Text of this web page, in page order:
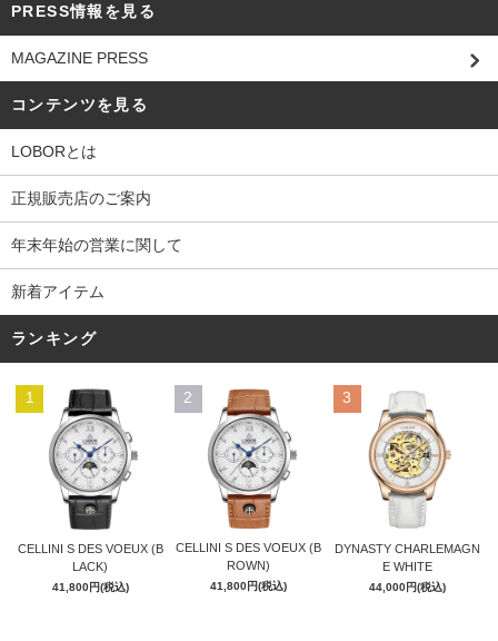
PRESS情報を見る
MAGAZINE PRESS
コンテンツを見る
LOBORとは
正規販売店のご案内
年末年始の営業に関して
新着アイテム
ランキング
1
CELLINI S DES VOEUX (B
LACK)
41,800円(税込)
2
CELLINI S DES VOEUX (B
ROWN)
41,800円(税込)
3
DYNASTY CHARLEMAGN
E WHITE
44,000円(税込)